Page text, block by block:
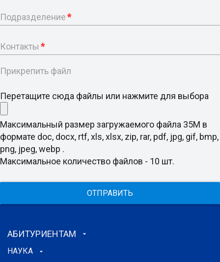
Подразделение*
Контакты *
Прикрепить файл
Перетащите сюда файлы или нажмите для выбора
Максимальный размер загружаемого файла 35M в
формате doc, docx, rtf, xls, xlsx, zip, rar, pdf, jpg, gif, bmp,
png, jpeg, webp .
Максимальное количество файлов - 10 шт.
ОТПРАВИТЬ
АБИТУРИЕНТАМ
НАУКА